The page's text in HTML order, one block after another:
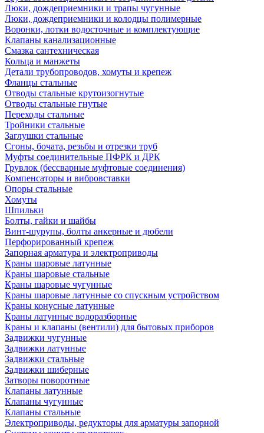
Люки, дождеприемники и трапы чугунные
Люки, дождеприемники и колодцы полимерные
Воронки, лотки водосточные и комплектующие
Клапаны канализационные
Смазка сантехническая
Кольца и манжеты
Детали трубопроводов, хомуты и крепеж
Фланцы стальные
Отводы стальные крутоизогнутые
Отводы стальные гнутые
Переходы стальные
Тройники стальные
Заглушки стальные
Сгоны, бочата, резьбы и отрезки труб
Муфты соединительные ПФРК и ДРК
Грувлок (бессварные муфтовые соединения)
Компенсаторы и вибровставки
Опоры стальные
Хомуты
Шпильки
Болты, гайки и шайбы
Винт-шурупы, болты анкерные и дюбели
Перфорированный крепеж
Запорная арматура и электроприводы
Краны шаровые латунные
Краны шаровые стальные
Краны шаровые чугунные
Краны шаровые латунные со спускным устройством
Краны конусные латунные
Краны латунные водоразборные
Краны и клапаны (вентили) для бытовых приборов
Задвижки чугунные
Задвижки латунные
Задвижки стальные
Задвижки шиберные
Затворы поворотные
Клапаны латунные
Клапаны чугунные
Клапаны стальные
Электроприводы, редукторы для арматуры запорной